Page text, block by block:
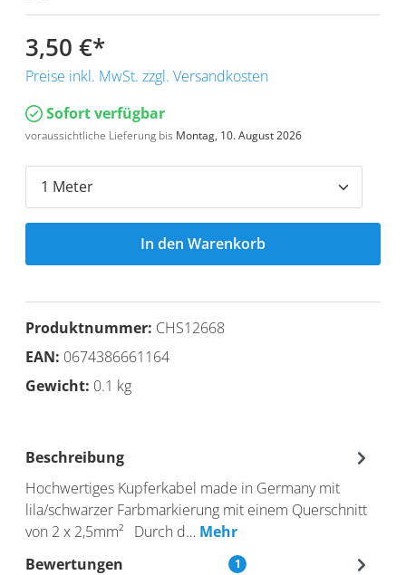
3,50 €*
Preise inkl. MwSt. zzgl. Versandkosten
Sofort verfügbar
voraussichtliche Lieferung bis Montag, 10. August 2026
In den Warenkorb
Produktnummer: CHS12668
EAN: 0674386661164
Gewicht: 0.1 kg
Beschreibung
Hochwertiges Kupferkabel made in Germany mit
lila/schwarzer Farbmarkierung mit einem Querschnitt
von 2 x 2,5mm² Durch d… Mehr
Bewertungen
1